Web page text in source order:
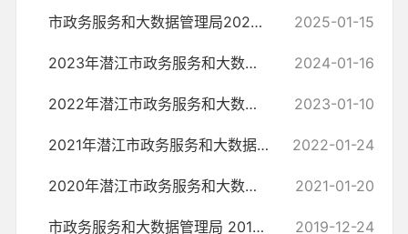
市政务服务和大数据管理局2024年度政府信息公开工作年度报告 2025-01-15
2023年潜江市政务服务和大数据管理局政府信息公开工作年度报告 2024-01-16
2022年潜江市政务服务和大数据管理局政府信息公开工作年度报告 2023-01-10
2021年潜江市政务服务和大数据管理局政府信息公开工作年度报告 2022-01-24
2020年潜江市政务服务和大数据管理局信息公开工作年度报告 2021-01-20
市政务服务和大数据管理局 2019年政府信息公开工作年度报告 2019-12-24